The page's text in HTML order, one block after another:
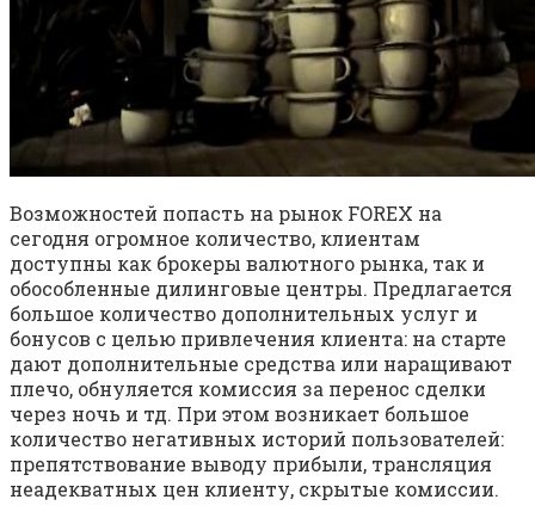
Возможностей попасть на рынок FOREX на
сегодня огромное количество, клиентам
доступны как брокеры валютного рынка, так и
обособленные дилинговые центры. Предлагается
большое количество дополнительных услуг и
бонусов с целью привлечения клиента: на старте
дают дополнительные средства или наращивают
плечо, обнуляется комиссия за перенос сделки
через ночь и тд. При этом возникает большое
количество негативных историй пользователей:
препятствование выводу прибыли, трансляция
неадекватных цен клиенту, скрытые комиссии.